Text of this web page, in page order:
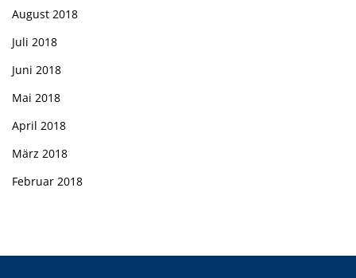
August 2018
Juli 2018
Juni 2018
Mai 2018
April 2018
März 2018
Februar 2018